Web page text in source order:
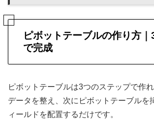
ピボットテーブルの作り方
で完成
ピボットテーブルは3つのステップで作
データを整え、次にピボットテーブルを
ィールドを配置するだけです。